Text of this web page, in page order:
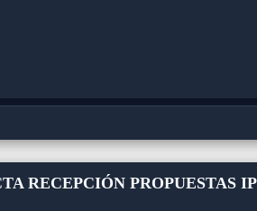
RECEPCIÓN PROPUESTAS IP